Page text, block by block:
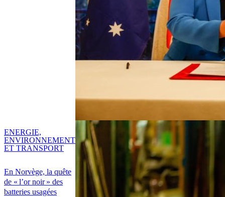
En Norvège, la quête
de « l’or noir » des
batteries usagées
ENERGIE,
ENVIRONNEMENT
ET TRANSPORT